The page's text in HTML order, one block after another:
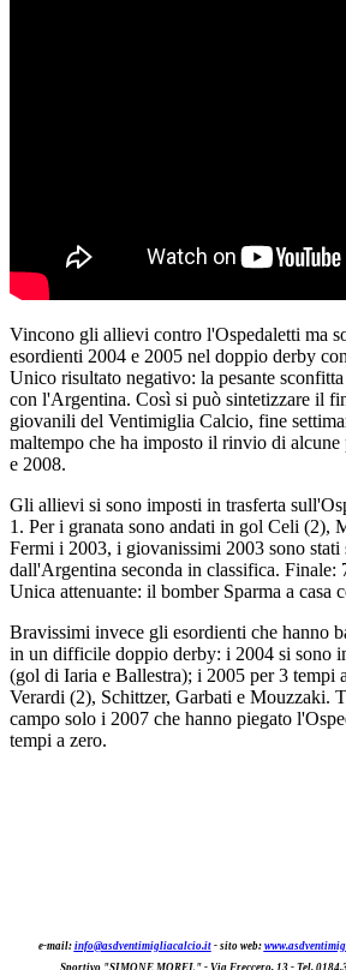
Vincono gli allievi contro l'Ospedaletti ma
esordienti 2004 e 2005 nel doppio derby
Unico risultato negativo: la pesante
con l'Argentina. Così si può sintetizzare il
giovanili del Ventimiglia Calcio, fine
maltempo che ha imposto il rinvio di
e 2008.
Gli allievi si sono imposti in trasferta
1. Per i granata sono andati in gol Celi (2),
Fermi i 2003, i giovanissimi 2003 sono stati
dall'Argentina seconda in classifica. Finale:
Unica attenuante: il bomber Sparma a casa
Bravissimi invece gli esordienti che hanno
in un difficile doppio derby: i 2004 si sono
(gol di Iaria e Ballestra); i 2005 per 3 tempi
Verardi (2), Schittzer, Garbati e Mouzzaki.
campo solo i 2007 che hanno piegato
tempi a zero.
e-mail: info@asdventimigliacalcio.it- sito web:
Sportivo "SIMONE MOREL" - Via Freccero, 13 - Tel.